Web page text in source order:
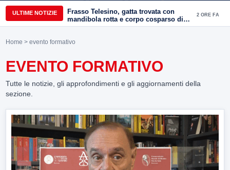
ULTIME NOTIZIE
Frasso Telesino, gatta trovata con
mandibola rotta e corpo cosparso di
colla: “Atto di inaudita crudeltà”
2 ORE FA
Home > evento formativo
EVENTO FORMATIVO
Tutte le notizie, gli approfondimenti e gli aggiornamenti della
sezione.